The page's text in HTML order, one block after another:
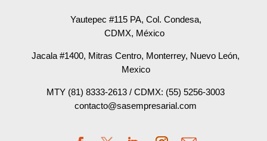
Yautepec #115 PA, Col. Condesa,
CDMX, México
Jacala #1400, Mitras Centro, Monterrey, Nuevo León,
Mexico
MTY (81) 8333-2613 / CDMX: (55) 5256-3003
contacto@sasempresarial.com